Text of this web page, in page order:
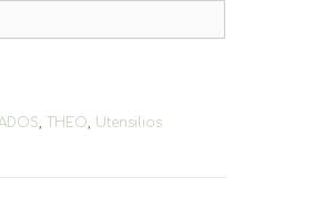
THEO Utensilios